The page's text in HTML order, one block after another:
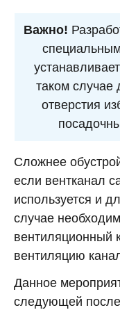
Важно!
таком случае
отверстия
Сложнее
если вентканал
используется и
случае
вентиляционный
вентиляцию
Данное
следующей